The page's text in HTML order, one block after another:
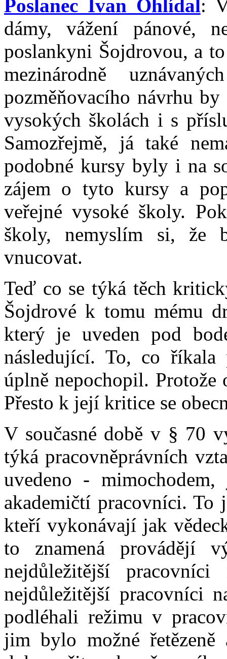
Poslanec Ivan Ohlídal:
dámy, vážení pánové,
poslankyni Šojdrovou, a
mezinárodně
pozměňovacího návrhu
vysokých školách i s
Samozřejmě, já také
podobné kursy byly i na
zájem o tyto kursy a
veřejné vysoké školy.
školy, nemyslím si,
vnucovat.
Teď co se týká těch
Šojdrové k tomu mému
který je uveden pod
následující. To, co říkala
úplně nepochopil. Protože
Přesto k její kritice se
V současné době v § 70
týká pracovněprávních
uvedeno -
akademičtí pracovníci.
kteří vykonávají jak
to znamená provádějí
nejdůležitější
nejdůležitější pracovníci
podléhali režimu v
jim bylo možné řetězeně